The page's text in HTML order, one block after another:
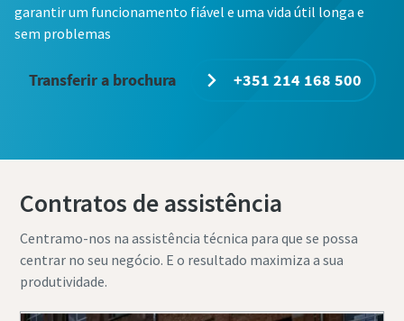
garantir um funcionamento fiável e uma vida útil longa e
sem problemas
Transferir a brochura +351 214 168 500
Contratos de assistência
Centramo-nos na assistência técnica para que se possa
centrar no seu negócio. E o resultado maximiza a sua
produtividade.